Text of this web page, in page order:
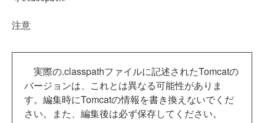
注意
実際の.classpathファイルに記述されたTomcatの
バージョンは、これとは異なる可能性がありま
す。編集時にTomcatの情報を書き換えないでくだ
さい。また、編集後は必ず保存してください。